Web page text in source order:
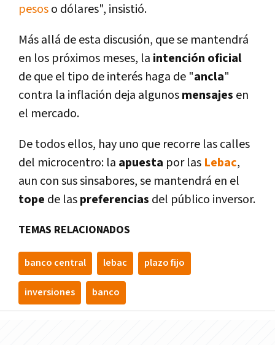
pesoso dólares", insistió.
Más allá de esta discusión, que se mantendrá
en los próximos meses, la intención oficial
de que el tipo de interés haga de "ancla"
contra la inflación deja algunosmensajes en
el mercado.
De todos ellos, hay uno que recorre las calles
del microcentro: la apuesta por las Lebac,
aun con sus sinsabores, se mantendrá en el
tope de laspreferencias del público inversor.
TEMAS RELACIONADOS
banco central lebac plazo fijo
inversiones banco